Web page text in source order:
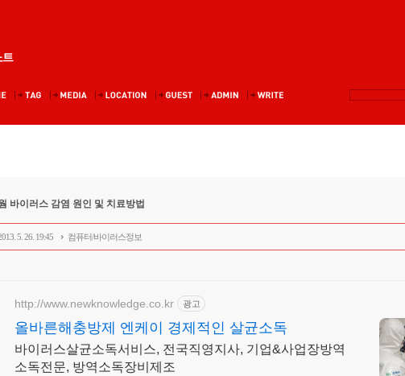
트
바이러스 감염 원인 및 치료방법
5. 26. 19:45 컴퓨터/바이러스정보
http://www.newknowledge.co.kr 광고
올바른해충방제 엔케이 경제적인 살균소독
바이러스살균소독서비스, 전국직영지사, 기업&사업장방역
소독전문, 방역소독장비제조